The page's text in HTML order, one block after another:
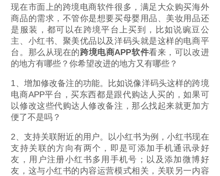
现在市面上的跨境电商软件很多，满足大众购买海外
商品的需求，不管你是想要买母婴用品、美妆用品还
是服装，都可以在跨境平台上买到，比如说豌豆公
主、小红书、聚美优品以及洋码头就是这样的电商平
台。那么从现在的跨境电商APP软件看来，可以改进
的地方有哪些？你希望改进的地方又有哪些？
1、增加修改备注的功能。比如说像洋码头这样的跨境
电商APP平台，买东西都是跟代购达人买的，如果可
以修改这些代购达人修改备注，那么找起来就更加方
便了不是吗？
2、支持关联附近的用户。以小红书为例，小红书现在
支持关联的方向有两个，即是可添加手机通讯录好
友，用户注册小红书多用手机号；以及添加微博好
友，这与小红书的内容运营模式相关，关联另一内容